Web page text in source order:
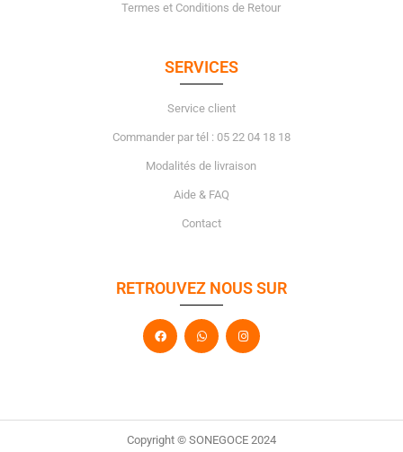
Termes et Conditions de Retour
SERVICES
Service client
Commander par tél : 05 22 04 18 18
Modalités de livraison
Aide & FAQ
Contact
RETROUVEZ NOUS SUR
Copyright © SONEGOCE 2024